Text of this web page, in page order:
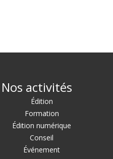
Nos activités
Édition
Formation
Édition numérique
Conseil
Événement